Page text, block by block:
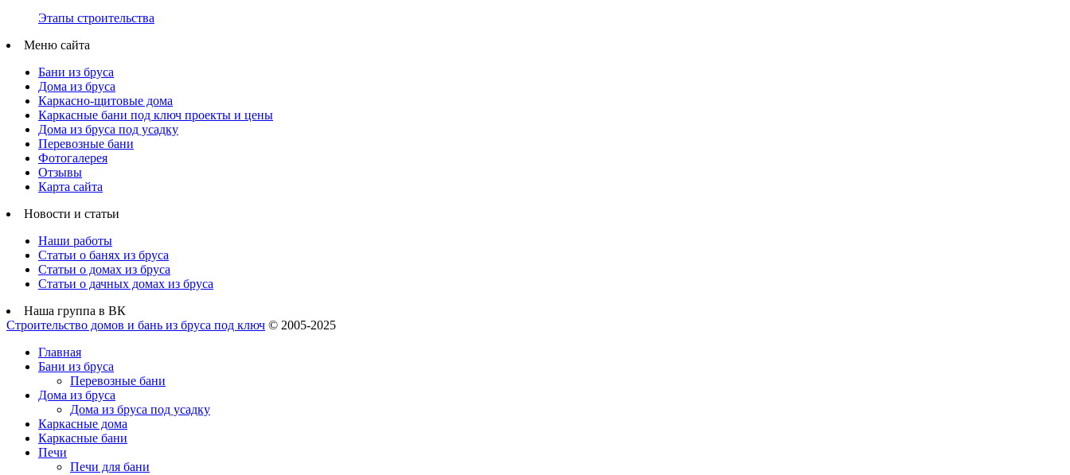
Этапы строительства
Меню сайта
Бани из бруса
Дома из бруса
Каркасно-щитовые дома
Каркасные бани под ключ проекты и цены
Дома из бруса под усадку
Перевозные бани
Фотогалерея
Отзывы
Карта сайта
Новости и статьи
Наши работы
Статьи о банях из бруса
Статьи о домах из бруса
Статьи о дачных домах из бруса
Наша группа в ВК
Строительство домов и бань из бруса под ключ © 2005-2025
Главная
Бани из бруса
Перевозные бани
Дома из бруса
Дома из бруса под усадку
Каркасные дома
Каркасные бани
Печи
Печи для бани